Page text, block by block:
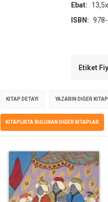
Ebat:
ISBN:
Etiket
KITAP DETAYI YAZARIN DIĞER
KITAPLIKTA BULUNAN DIĞER KITAPLAR